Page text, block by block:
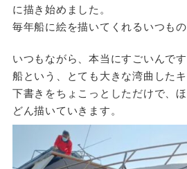
に描き始めました。
毎年船に絵を描いてくれるいつもの
いつもながら、本当にすごいんです
船という、とても大きな湾曲したキ
下書きをちょこっとしただけで、
どん描いていきます。